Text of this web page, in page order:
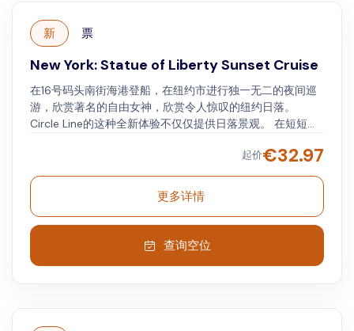
新 票
New York: Statue of Liberty Sunset Cruise
在16号码头南街海港登船，在纽约市进行独一无二的夜间巡
游，欣赏著名的自由女神，欣赏令人惊叹的纽约日落。
Circle Line的这种全新体验不仅仅提供日落景观。 在短短一
起价€32.97
更多详情
查询空位